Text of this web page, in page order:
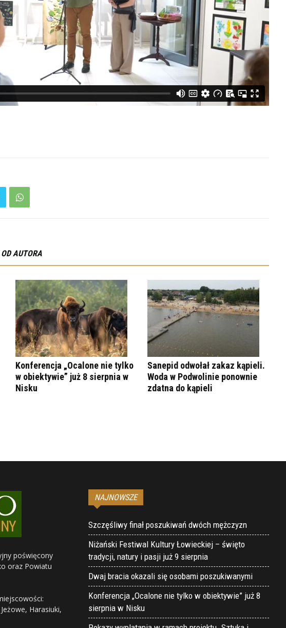
OD AUTORA
Konferencja „Ocalone nie tylko
w obiektywie” już 8 sierpnia w
Nisku
Sanepid odwołał zakaz kąpieli.
Woda w Podwolinie ponownie
zdatna do kąpieli
poświęcony
oraz Powiatu
Harasiuki,
NAJNOWSZE
Szczęśliwy finał poszukiwań dwóch mężczyzn
Niżański Festiwal Kultury Łowieckiej – święto
tradycji, natury i pasji już 9 sierpnia
Dwaj bracia okazali się osobami poszukiwanymi
Konferencja „Ocalone nie tylko w obiektywie” już 8
sierpnia w Nisku